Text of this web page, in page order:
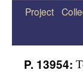
Zum
Project
P. 13954: